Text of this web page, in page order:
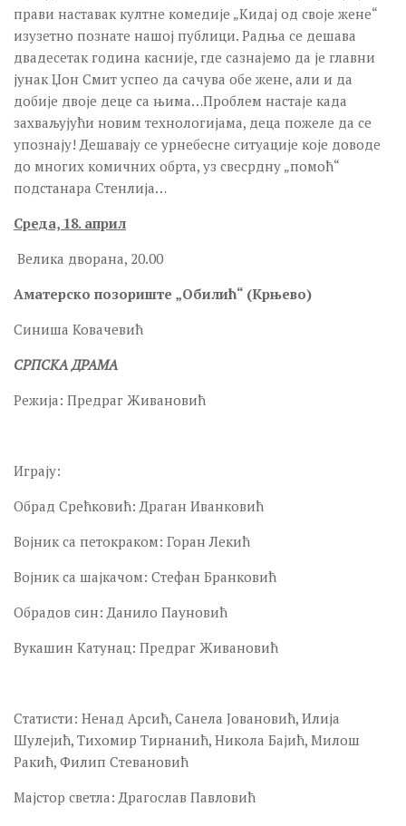
прави наставак култне комедије „Кидај од своје жене“
изузетно познате нашој публици. Радња се дешава
двадесетак година касније, где сазнајемо да је главни
јунак Џон Смит успео да сачува обе жене, али и да
добије двоје деце са њима…Проблем настаје када
захваљујући новим технологијама, деца пожеле да се
упознају! Дешавају се урнебесне ситуације које доводе
до многих комичних обрта, уз свесрдну „помоћ“
подстанара Стенлија…
Среда, 18. април
Велика дворана, 20.00
Аматерско позориште „Обилић“ (Крњево)
Синиша Ковачевић
СРПСКА ДРАМА
Режија: Предраг Живановић
Играју:
Обрад Срећковић: Драган Иванковић
Војник са петокраком: Горан Лекић
Војник са шајкачом: Стефан Бранковић
Обрадов син: Данило Пауновић
Вукашин Катунац: Предраг Живановић
Статисти: Ненад Арсић, Санела Јовановић, Илија
Шулејић, Тихомир Тирнанић, Никола Бајић, Милош
Ракић, Филип Стевановић
Мајстор светла: Драгослав Павловић